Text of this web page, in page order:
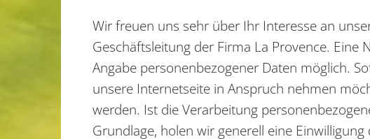
Wir freuen uns sehr über Ihr Interesse an
Geschäftsleitung der Firma La Provence.
Angabe personenbezogener Daten möglich.
unsere Internetseite in Anspruch nehmen
werden. Ist die Verarbeitung
Grundlage, holen wir generell eine